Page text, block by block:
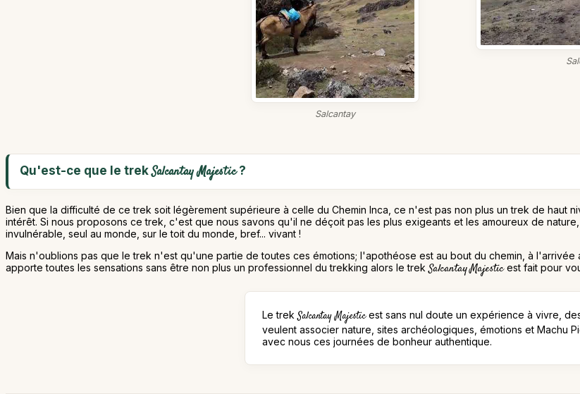
Salcantay
Qu'est-ce que le trekSalcantay Majestic?
Bien que la difficulté de ce trek soit légèrement supérieure à celle du Chemin Inca, ce n'est pas non plus un trek de haut
intérêt. Si nous proposons ce trek, c'est que nous savons qu'il ne déçoit pas les plus exigeants et les amoureux de
invulnérable, seul au monde, sur le toit du monde, bref... vivant !
Mais n'oublions pas que le trek n'est qu'une partie de toutes ces émotions; l'apothéose est au bout du chemin, à
apporte toutes les sensations sans être non plus un professionnel du trekking alors le trek Salcantay Majesticest fait pour
Le trek Salcantay Majesticest sans nul doute un expérience à vivre,
veulent associer nature, sites archéologiques, émotions et Machu
avec nous ces journées de bonheur authentique.